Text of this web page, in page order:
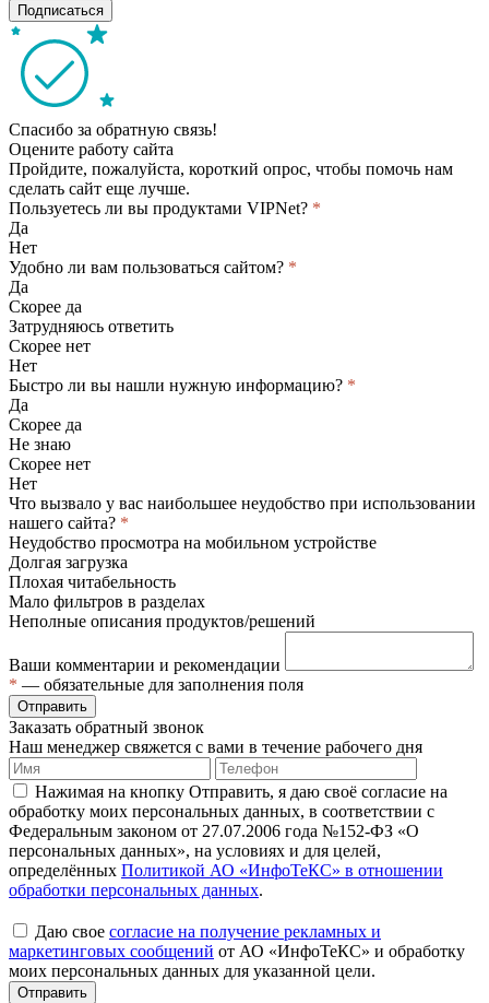
Подписаться
Спасибо за обратную связь!
Оцените работу сайта
Пройдите, пожалуйста, короткий опрос, чтобы помочь нам
сделать сайт еще лучше.
Пользуетесь ли вы продуктами VIPNet? *
Да
Нет
Удобно ли вам пользоваться сайтом? *
Да
Скорее да
Затрудняюсь ответить
Скорее нет
Нет
Быстро ли вы нашли нужную информацию? *
Да
Скорее да
Не знаю
Скорее нет
Нет
Что вызвало у вас наибольшее неудобство при использовании
нашего сайта? *
Неудобство просмотра на мобильном устройстве
Долгая загрузка
Плохая читабельность
Мало фильтров в разделах
Неполные описания продуктов/решений
Ваши комментарии и рекомендации
* — обязательные для заполнения поля
Отправить
Заказать обратный звонок
Наш менеджер свяжется с вами в течение рабочего дня
Нажимая на кнопку Отправить, я даю своё согласие на
обработку моих персональных данных, в соответствии с
Федеральным законом от 27.07.2006 года №152-ФЗ «О
персональных данных», на условиях и для целей,
определённых Политикой АО «ИнфоТеКС» в отношении
обработки персональных данных.
Даю свое согласие на получение рекламных и
маркетинговых сообщений от АО «ИнфоТеКС» и обработку
моих персональных данных для указанной цели.